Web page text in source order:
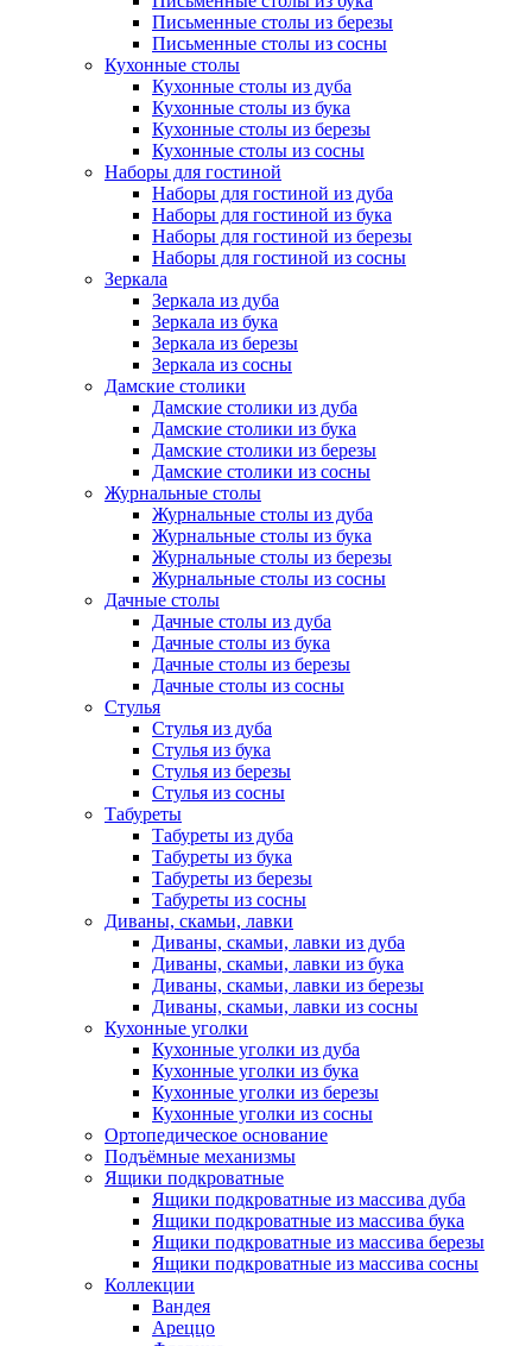
Письменные столы из березы
Письменные столы из сосны
Кухонные столы
Кухонные столы из дуба
Кухонные столы из бука
Кухонные столы из березы
Кухонные столы из сосны
Наборы для гостиной
Наборы для гостиной из дуба
Наборы для гостиной из бука
Наборы для гостиной из березы
Наборы для гостиной из сосны
Зеркала
Зеркала из дуба
Зеркала из бука
Зеркала из березы
Зеркала из сосны
Дамские столики
Дамские столики из дуба
Дамские столики из бука
Дамские столики из березы
Дамские столики из сосны
Журнальные столы
Журнальные столы из дуба
Журнальные столы из бука
Журнальные столы из березы
Журнальные столы из сосны
Дачные столы
Дачные столы из дуба
Дачные столы из бука
Дачные столы из березы
Дачные столы из сосны
Стулья
Стулья из дуба
Стулья из бука
Стулья из березы
Стулья из сосны
Табуреты
Табуреты из дуба
Табуреты из бука
Табуреты из березы
Табуреты из сосны
Диваны, скамьи, лавки
Диваны, скамьи, лавки из дуба
Диваны, скамьи, лавки из бука
Диваны, скамьи, лавки из березы
Диваны, скамьи, лавки из сосны
Кухонные уголки
Кухонные уголки из дуба
Кухонные уголки из бука
Кухонные уголки из березы
Кухонные уголки из сосны
Ортопедическое основание
Подъёмные механизмы
Ящики подкроватные
Ящики подкроватные из массива дуба
Ящики подкроватные из массива бука
Ящики подкроватные из массива березы
Ящики подкроватные из массива сосны
Коллекции
Вандея
Ареццо